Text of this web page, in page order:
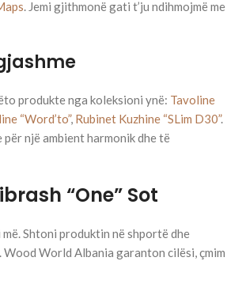
. Jemi gjithmonë gati t’ju ndihmojmë me
produkte nga koleksioni ynë: Tavoline
“Word’to”, Rubinet Kuzhine “SLim D30”.
një ambient harmonik dhe të
“One” Sot
Shtoni produktin në shportë dhe
World Albania garanton cilësi, çmim